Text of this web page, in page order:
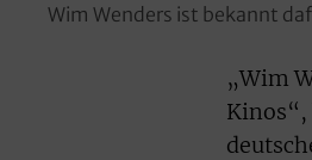
Wim Wenders ist bekannt
„Wim